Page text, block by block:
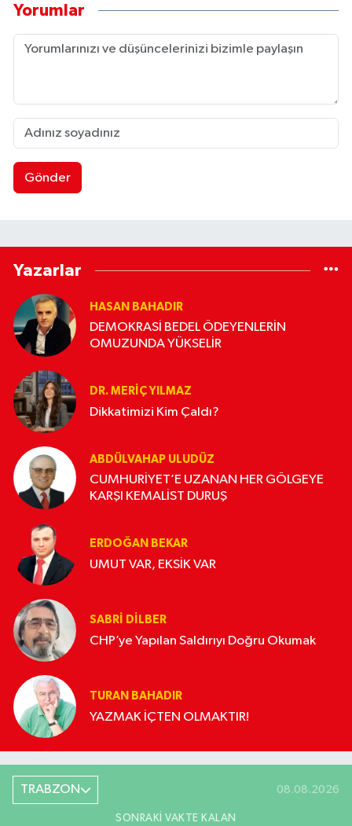
Yorumlar
Gönder
Yazarlar
HASAN BAHADIR
DEMOKRASİ BEDEL ÖDEYENLERİN
OMUZUNDA YÜKSELİR
DR. MERIÇ YILMAZ
Dikkatimizi Kim Çaldı?
ABDÜLVAHAP ULUDÜZ
CUMHURİYET’E UZANAN HER GÖLGEYE
KARŞI KEMALİST DURUŞ
ERDOĞAN BEKAR
UMUT VAR, EKSİK VAR
SABRI DILBER
CHP’ye Yapılan Saldırıyı Doğru Okumak
TURAN BAHADIR
YAZMAK İÇTEN OLMAKTIR!
TRABZON 08.08.2026
SONRAKI VAKTE KALAN